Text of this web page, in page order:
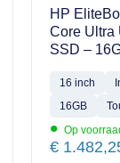
HP
Core Ultra
SSD –
16 inch
16GB
• Op
€